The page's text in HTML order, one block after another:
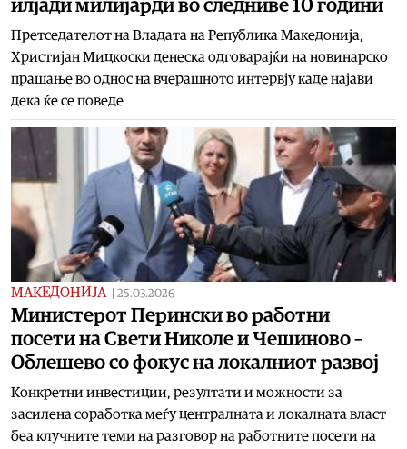
илјади милијарди во следниве 10 години
Претседателот на Владата на Република Македонија,
Христијан Мицкоски денеска одговарајќи на новинарско
прашање во однос на вчерашното интервју каде најави
дека ќе се поведе
МАКЕДОНИЈА 25.03.2026
Министерот Перински во работни
посети на Свети Николе и Чешиново –
Облешево со фокус на локалниот развој
Конкретни инвестиции, резултати и можности за
засилена соработка меѓу централната и локалната власт
беа клучните теми на разговор на работните посети на